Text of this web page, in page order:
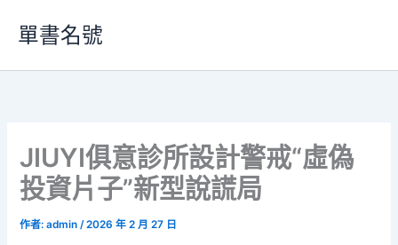
要
單書名號
JIUYI俱意診所設計警戒“虛偽
投資片子”新型說謊局
作者:admin/2026 年 2 月 27 日